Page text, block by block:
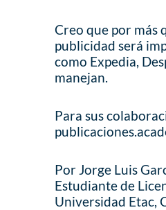
Creo que por más
publicidad será
como Expedia,
manejan.
Para sus
Por Jorge Luis
Estudiante de
Universidad Etac,